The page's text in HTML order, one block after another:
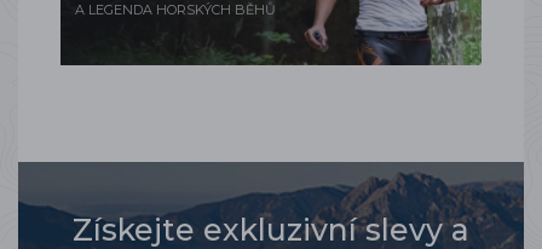
A LEGENDA HORSKÝCH BĚHŮ
Získejte exkluzivní slevy a